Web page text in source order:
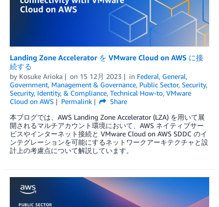
Landing Zone Accelerator を VMware Cloud on AWS に接
続する
by Kosuke Arioka on 15 12月 2023 in Federal, General,
Government, Management & Governance, Public Sector, Security,
Security, Identity, & Compliance, Technical How-to, VMware
Cloud on AWS
Permalink
Share
本ブログでは、AWS Landing Zone Accelerator (LZA) を用いて展
開されるマルチアカウント環境において、AWS ネイティブサー
ビスやインターネット接続と VMware Cloud on AWS SDDC のイ
ンテグレーションを可能にするネットワークアーキテクチャと設
計上の考慮点について解説しています。